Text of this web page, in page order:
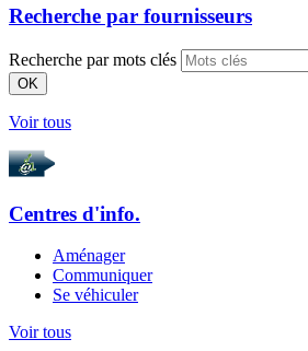
Recherche par fournisseurs
Recherche par mots clés
OK
Voir tous
Centres d'info.
Aménager
Communiquer
Se véhiculer
Voir tous